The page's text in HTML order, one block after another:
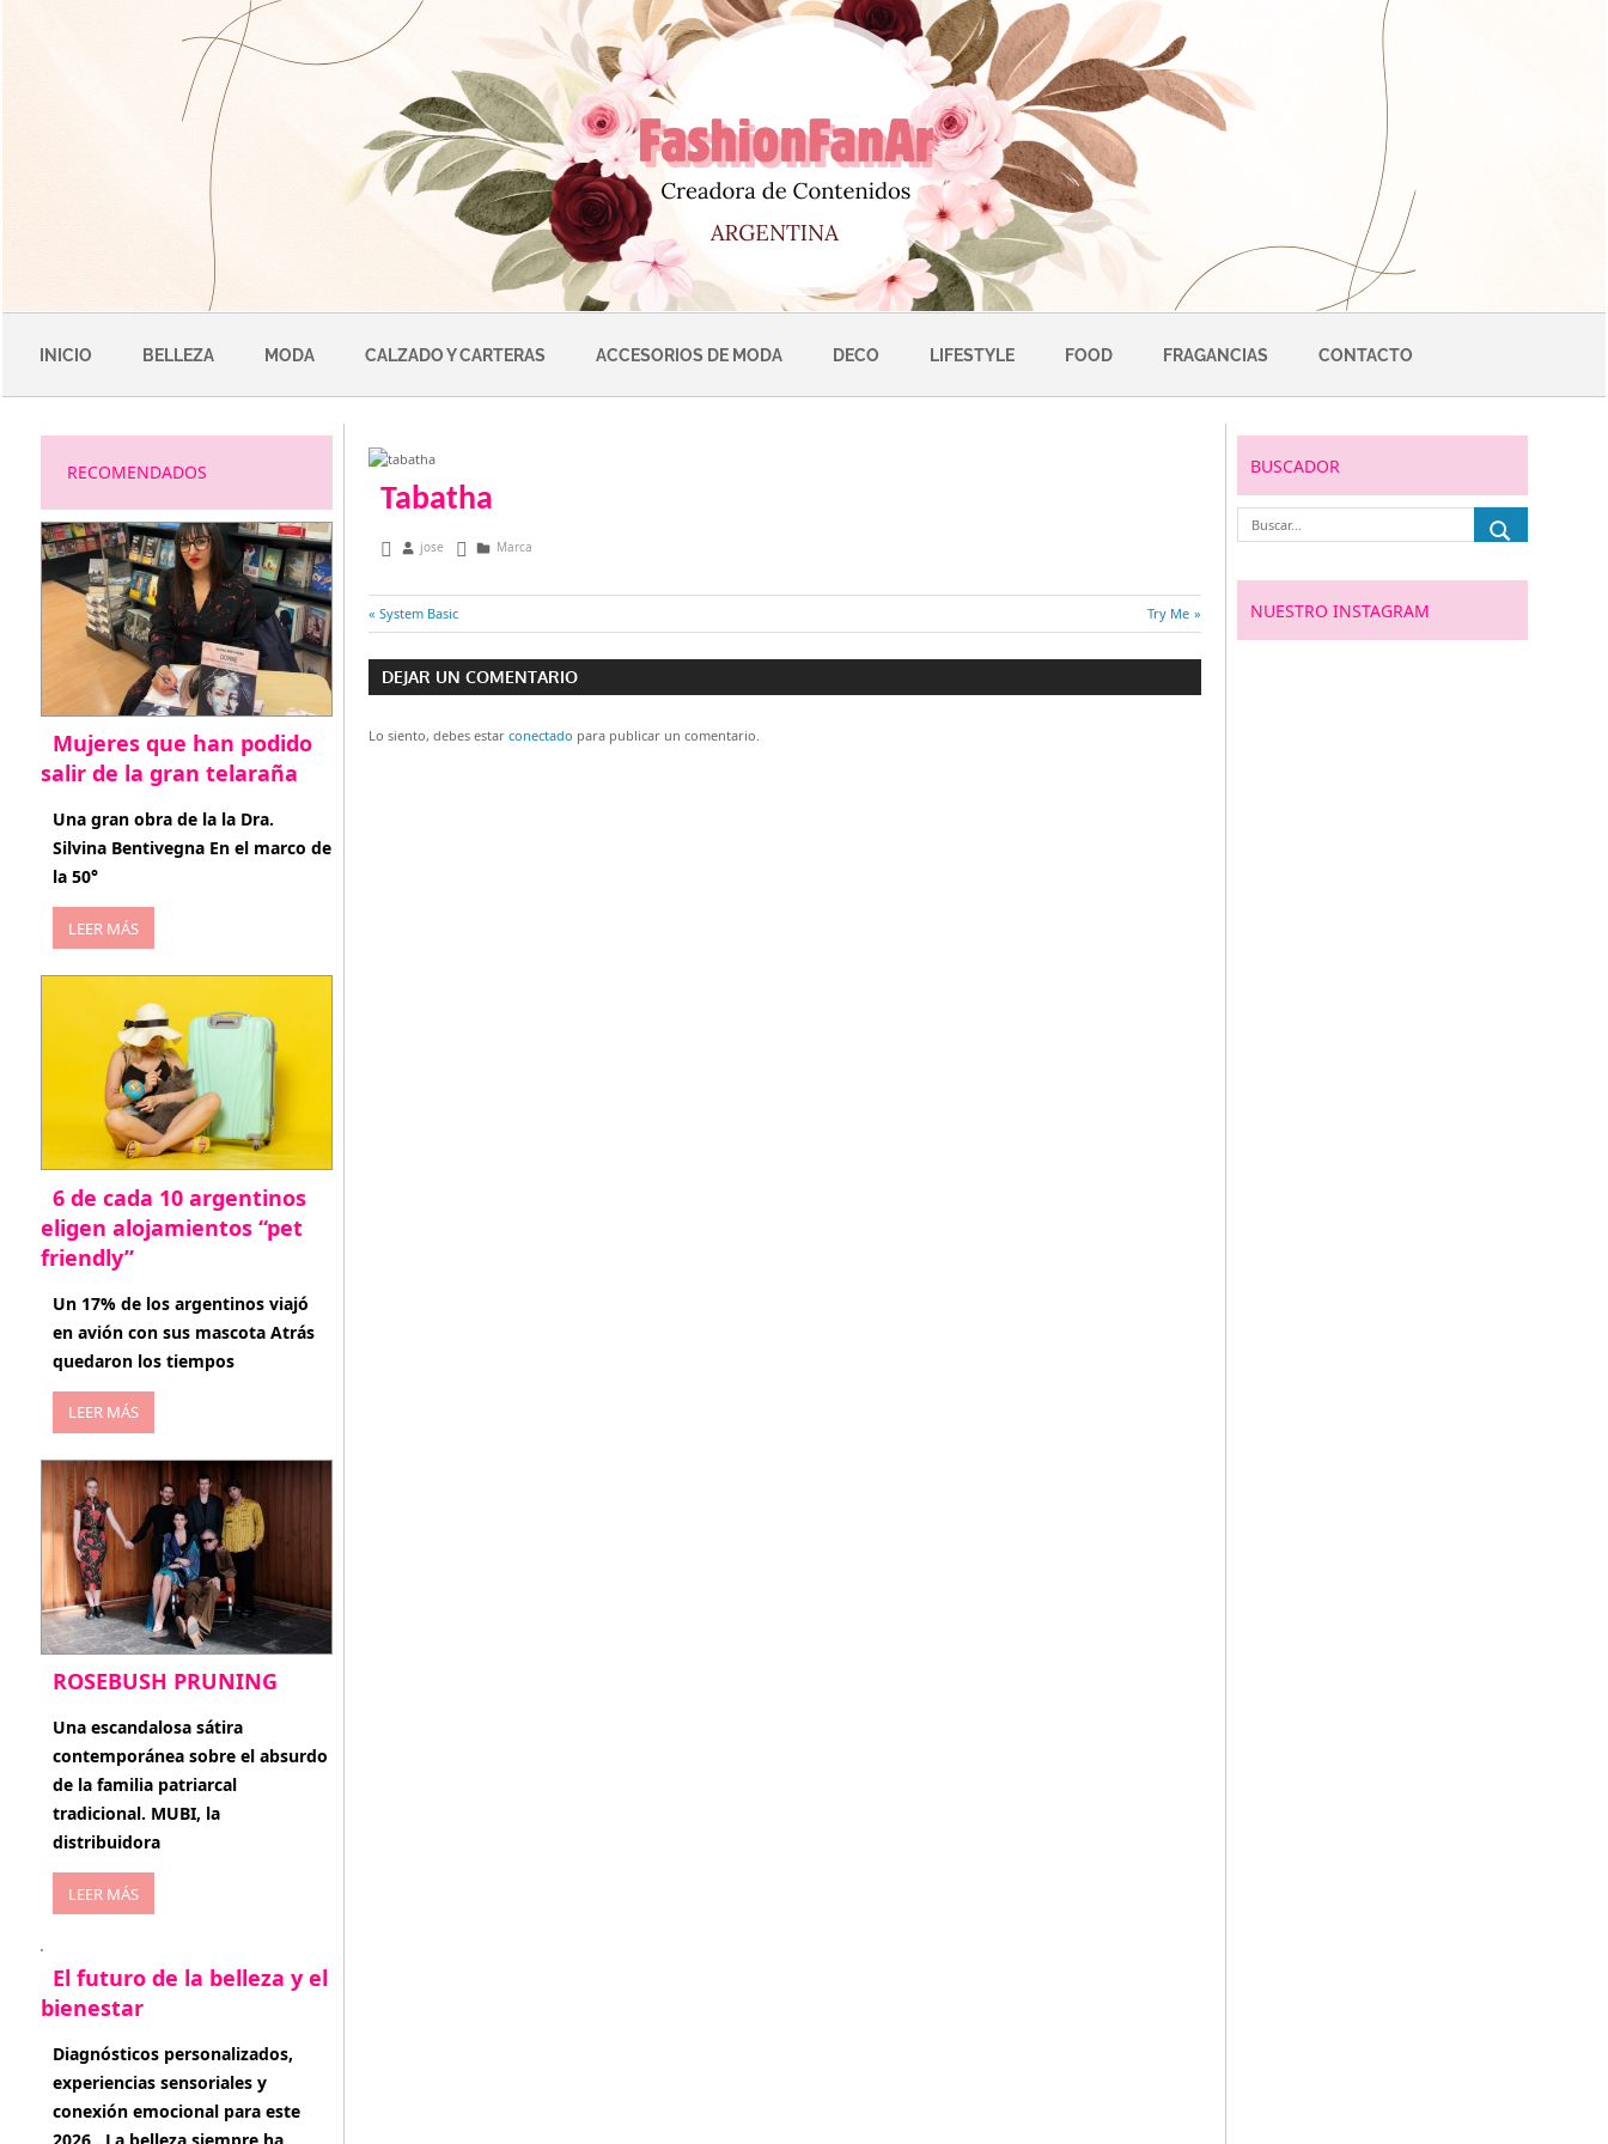
INICIO BELLEZA MODA CALZADO Y CARTERAS ACCESORIOS DE MODA DECO LIFESTYLE FOOD FRAGANCIAS CONTACTO
Tabatha
junio 4, 2013
jose Marca
Navegación
de
entradas
Entrada
anterior:
System Basic
Entrada
siguiente:
Try Me
DEJAR UN COMENTARIO
Lo siento, debes estar conectado para publicar un comentario.
RECOMENDADOS
Mujeres que han podido
salir de la gran telaraña
abril 29, 2026
Una gran obra de la la Dra.
Silvina Bentivegna En el marco de
la 50°
LEER MÁS
6 de cada 10 argentinos
eligen alojamientos “pet
friendly”
abril 27, 2026
Un 17% de los argentinos viajó
en avión con sus mascota Atrás
quedaron los tiempos
LEER MÁS
ROSEBUSH PRUNING
enero 20, 2026
Una escandalosa sátira
contemporánea sobre el absurdo
de la familia patriarcal
tradicional. MUBI, la
distribuidora
LEER MÁS
El futuro de la belleza y el
bienestar
enero 15, 2026
Diagnósticos personalizados,
experiencias sensoriales y
conexión emocional para este
BUSCADOR
NUESTRO INSTAGRAM